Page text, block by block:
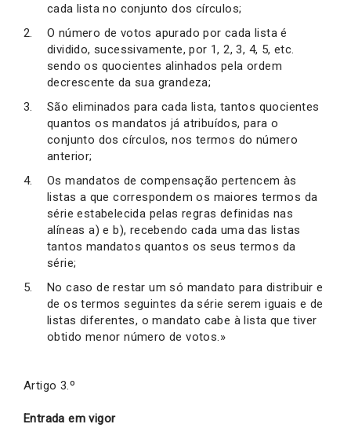
cada lista no conjunto dos círculos;
O número de votos apurado por cada lista é
dividido, sucessivamente, por 1, 2, 3, 4, 5, etc.
sendo os quocientes alinhados pela ordem
decrescente da sua grandeza;
São eliminados para cada lista, tantos quocientes
quantos os mandatos já atribuídos, para o
conjunto dos círculos, nos termos do número
anterior;
Os mandatos de compensação pertencem às
listas a que correspondem os maiores termos da
série estabelecida pelas regras definidas nas
alíneas a) e b), recebendo cada uma das listas
tantos mandatos quantos os seus termos da
série;
No caso de restar um só mandato para distribuir e
de os termos seguintes da série serem iguais e de
listas diferentes, o mandato cabe à lista que tiver
obtido menor número de votos.»
Artigo 3.º
Entrada em vigor